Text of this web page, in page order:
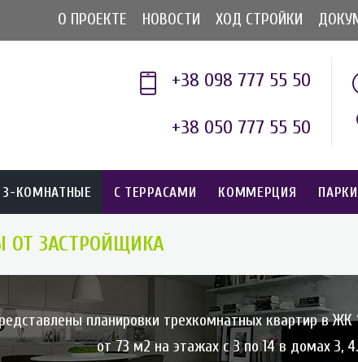
О ПРОЕКТЕ НОВОСТИ ХОД СТРОЙКИ
+38 098 777 55 50
+38 050 777 55 50
3-КОМНАТНЫЕ С ТЕРРАСАМИ КОММЕРЦИЯ
ОТ ЗАСТРОЙЩИКА
планировки трехкомнатных квартир в ЖК
от 73 м2 на этажах с 3 по 14 в домах 3, 4.